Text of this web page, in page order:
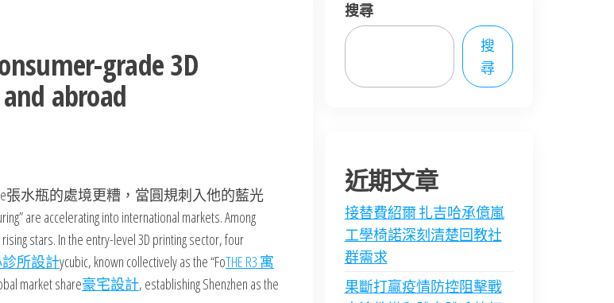
grade 3D
abroad
“She張水瓶的處境更糟，當圓規刺入他的藍光
accelerating into international markets. Among
stars. In the entry-level 3D printing sector, four
所設計ycubic, known collectively as the “FoTHE R3 寓
market share豪宅設計, establishing Shenzhen as the
搜尋
搜
尋
近期文章
接替費紹爾 扎吉哈承億嵐
工學椅諾深刻清楚回教社
群需求
果斷打贏疫情防控阻擊戰